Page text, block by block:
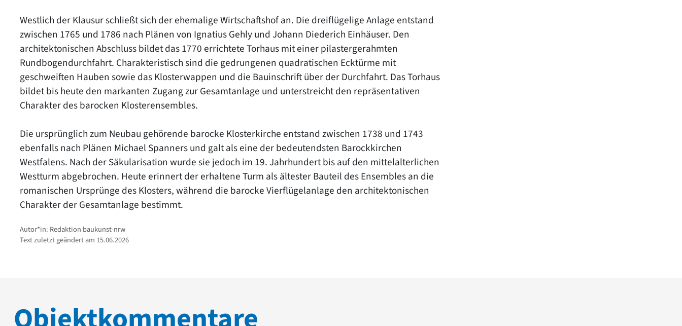
Westlich der Klausur schließt sich der ehemalige Wirtschaftshof an. Die dreiflügelige Anlage entstand
zwischen 1765 und 1786 nach Plänen von Ignatius Gehly und Johann Diederich Einhäuser. Den
architektonischen Abschluss bildet das 1770 errichtete Torhaus mit einer pilastergerahmten
Rundbogendurchfahrt. Charakteristisch sind die gedrungenen quadratischen Ecktürme mit
geschweiften Hauben sowie das Klosterwappen und die Bauinschrift über der Durchfahrt. Das Torhaus
bildet bis heute den markanten Zugang zur Gesamtanlage und unterstreicht den repräsentativen
Charakter des barocken Klosterensembles.
Die ursprünglich zum Neubau gehörende barocke Klosterkirche entstand zwischen 1738 und 1743
ebenfalls nach Plänen Michael Spanners und galt als eine der bedeutendsten Barockkirchen
Westfalens. Nach der Säkularisation wurde sie jedoch im 19. Jahrhundert bis auf den mittelalterlichen
Westturm abgebrochen. Heute erinnert der erhaltene Turm als ältester Bauteil des Ensembles an die
romanischen Ursprünge des Klosters, während die barocke Vierflügelanlage den architektonischen
Charakter der Gesamtanlage bestimmt.
Autor*in: Redaktion baukunst-nrw
Text zuletzt geändert am 15.06.2026